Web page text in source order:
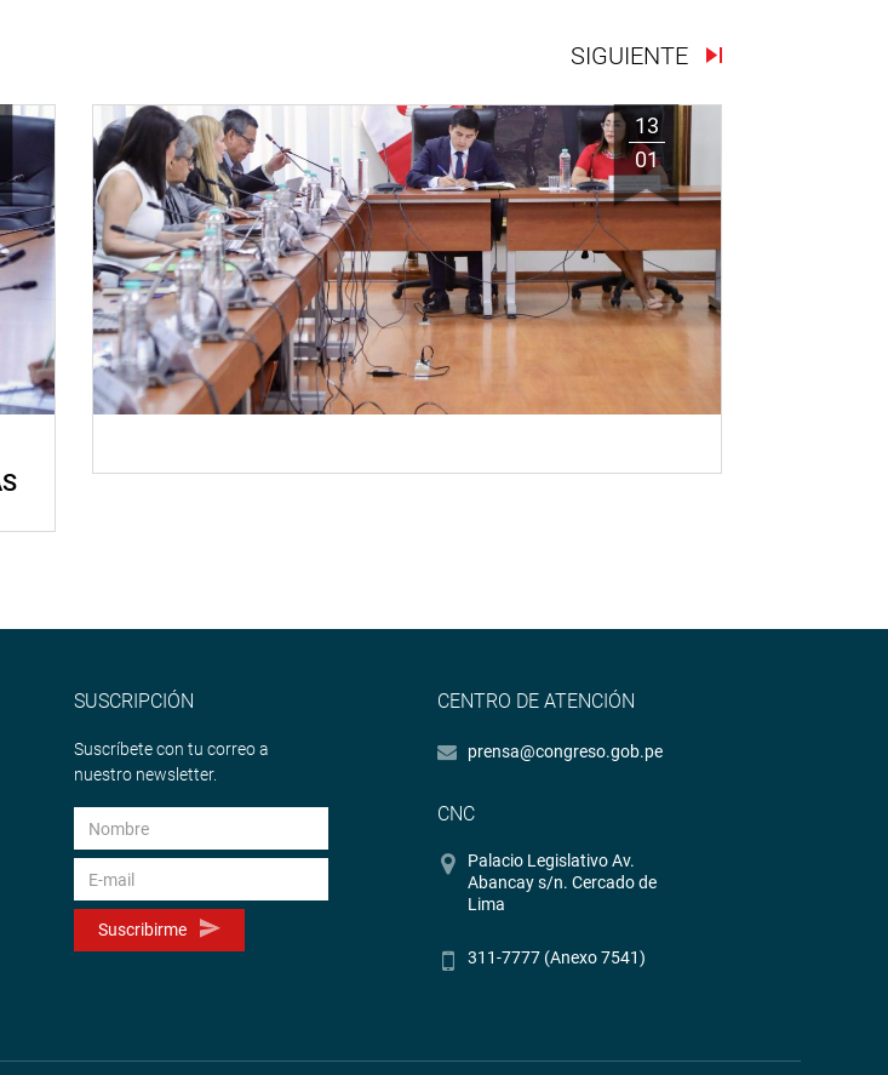
SIGUIENTE
13
01
SUSCRIPCIÓN
Suscríbete con tu correo a
nuestro newsletter.
Suscribirme
CENTRO DE ATENCIÓN
prensa@congreso.gob.pe
CNC
Palacio Legislativo Av.
Abancay s/n. Cercado de
Lima
311-7777 (Anexo 7541)